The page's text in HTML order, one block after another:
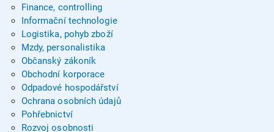
Finance, controlling
Informační technologie
Logistika, pohyb zboží
Mzdy, personalistika
Občanský zákoník
Obchodní korporace
Odpadové hospodářství
Ochrana osobních údajů
Pohřebnictví
Rozvoj osobnosti